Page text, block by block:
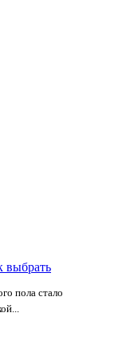
выбрать
пола стало